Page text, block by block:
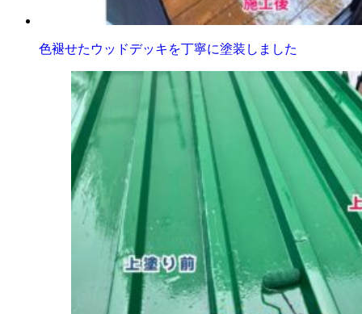
色褪せたウッドデッキを丁寧に塗装しました